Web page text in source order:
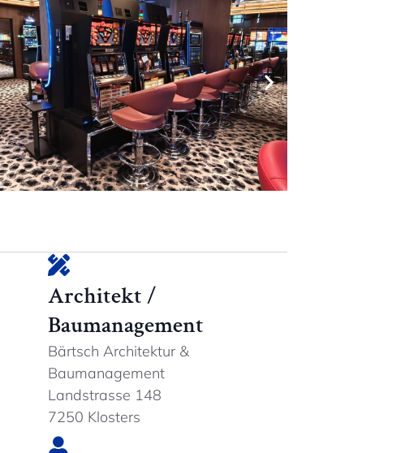
Architekt /
Baumanagement
Bärtsch Architektur &
Baumanagement
Landstrasse 148
7250 Klosters